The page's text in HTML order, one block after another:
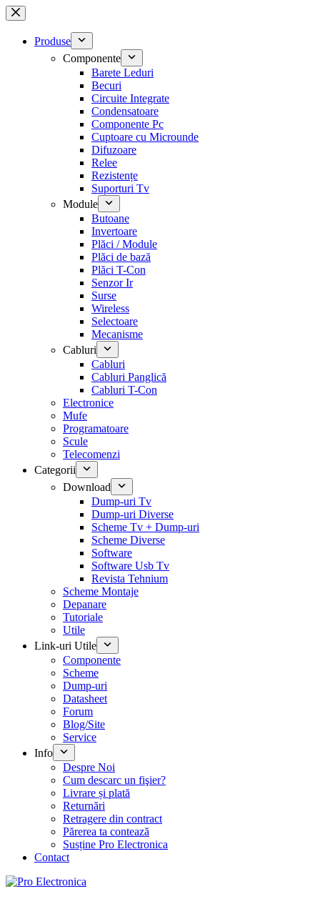
Sari
la
conținutProduse
Componente
Barete Leduri
Becuri
Circuite Integrate
Condensatoare
Componente Pc
Cuptoare cu Microunde
Difuzoare
Relee
Rezistențe
Suporturi Tv
Module
Butoane
Invertoare
Plăci / Module
Plăci de bază
Plăci T-Con
Senzor Ir
Surse
Wireless
Selectoare
Mecanisme
Cabluri
Cabluri
Cabluri Panglică
Cabluri T-Con
Electronice
Mufe
Programatoare
Scule
Telecomenzi
Categorii
Download
Dump-uri Tv
Dump-uri Diverse
Scheme Tv + Dump-uri
Scheme Diverse
Software
Software Usb Tv
Revista Tehnium
Scheme Montaje
Depanare
Tutoriale
Utile
Link-uri Utile
Componente
Scheme
Dump-uri
Datasheet
Forum
Blog/Site
Service
Info
Despre Noi
Cum descarc un fişier?
Livrare și plată
Returnări
Retragere din contract
Părerea ta contează
Susține Pro Electronica
Contact